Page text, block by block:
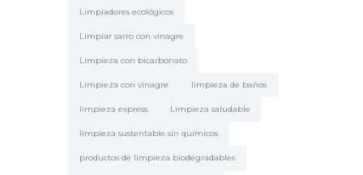
Limpiadores ecológicos
Limpiar sarro con vinagre
Limpieza con bicarbonato
Limpieza con vinagre limpieza de baños
limpieza express Limpieza saludable
limpieza sustentable sin químicos
productos de limpieza biodegradables